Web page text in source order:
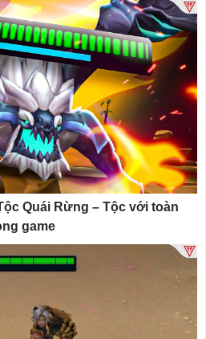
Quái Rừng – Tộc với toàn
game